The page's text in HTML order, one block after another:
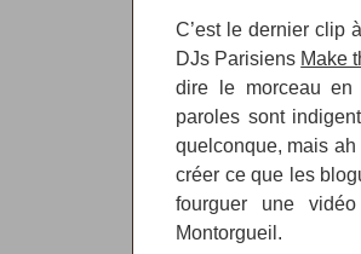
C’est le dernier clip
DJs Parisiens Make
dire le morceau en
paroles sont
quelconque, mais ah
créer ce que les
fourguer une
Montorgueil.